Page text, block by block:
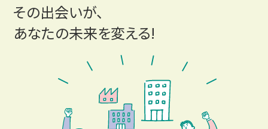
その出会いが、
あなたの未来を変える!